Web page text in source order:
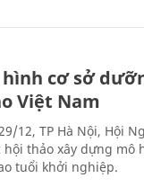
cơ sở
Việt Nam
12, TP Hà Nội, Hội
thảo xây dựng mô
tuổi khởi nghiệp.